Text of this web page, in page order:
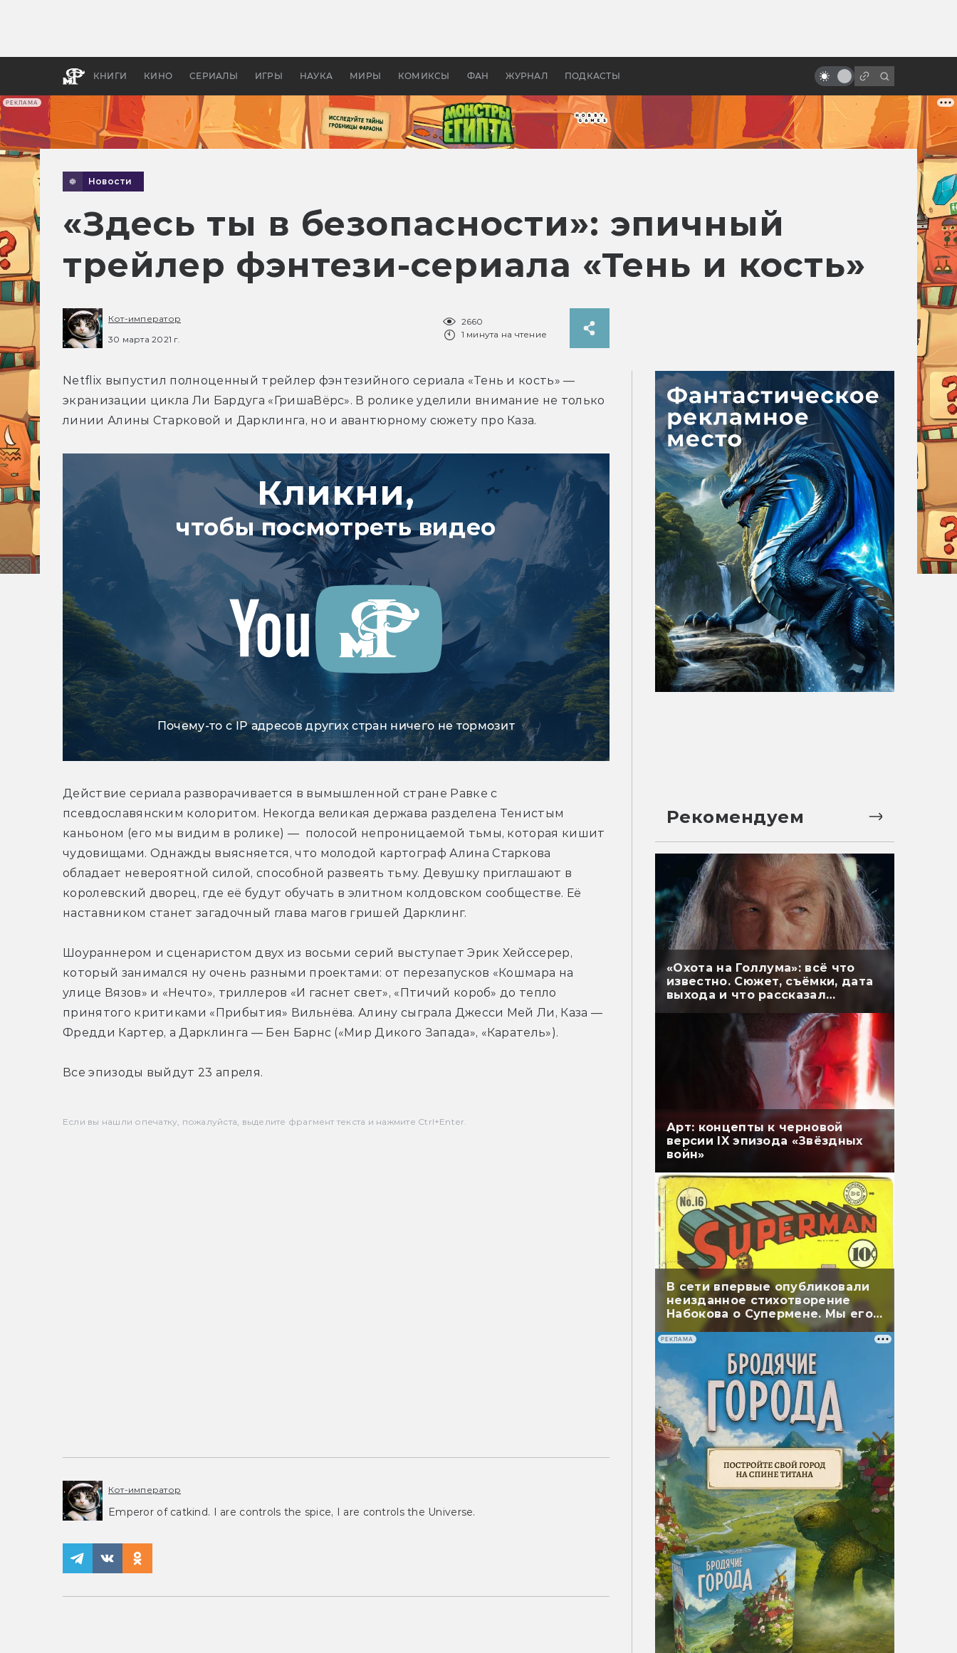
РЕКЛАМА
КНИГИ КИНО СЕРИАЛЫ ИГРЫ НАУКА МИРЫ КОМИКСЫ ФАН ЖУРНАЛ ПОДКАСТЫ
апокалипсис, в России —
бы «Властелина колец»
камень»
Новости
«Здесь ты в безопасности»: эпичный
трейлер фэнтези-сериала «Тень и кость»
Кот-император
30 марта 2021 г.
2660
1 минута на чтение
Netflix выпустил полноценный трейлер фэнтезийного сериала «Тень и кость» —
экранизации цикла Ли Бардуга «ГришаВёрс». В ролике уделили внимание не только
линии Алины Старковой и Дарклинга, но и авантюрному сюжету про Каза.
Кликни,
чтобы посмотреть видео
Почему-то с IP адресов других стран ничего не тормозит
Действие сериала разворачивается в вымышленной стране Равке с
псевдославянским колоритом. Некогда великая держава разделена Тенистым
каньоном (его мы видим в ролике) —  полосой непроницаемой тьмы, которая кишит
чудовищами. Однажды выясняется, что молодой картограф Алина Старкова
обладает невероятной силой, способной развеять тьму. Девушку приглашают в
королевский дворец, где её будут обучать в элитном колдовском сообществе. Её
наставником станет загадочный глава магов гришей Дарклинг.
Шоураннером и сценаристом двух из восьми серий выступает Эрик Хейссерер,
который занимался ну очень разными проектами: от перезапусков «Кошмара на
улице Вязов» и «Нечто», триллеров «И гаснет свет», «Птичий короб» до тепло
принятого критиками «Прибытия» Вильнёва. Алину сыграла Джесси Мей Ли, Каза —
Фредди Картер, а Дарклинга — Бен Барнс («Мир Дикого Запада», «Каратель»).
Все эпизоды выйдут 23 апреля.
Если вы нашли опечатку, пожалуйста, выделите фрагмент текста и нажмите Ctrl+Enter.
Кот-император
Emperor of catkind. I are controls the spice, I are controls the Universe.
Рекомендуем
«Охота на Голлума»: всё что
известно. Сюжет, съёмки, дата
выхода и что рассказал
Арт: концепты к черновой
версии IX эпизода «Звёздных
войн»
В сети впервые опубликовали
неизданное стихотворение
Набокова о Супермене. Мы его
перевели
РЕКЛАМА